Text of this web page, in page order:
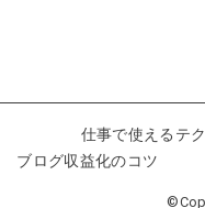
仕事で使えるテ
ブログ収益化のコツ